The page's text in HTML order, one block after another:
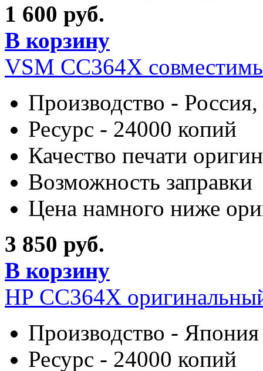
1 600 руб.
В корзину
VSM CC364X
Производство -
Ресурс - 24000 копий
Качество печати
Возможность заправки
Цена намного ниже
3 850 руб.
В корзину
HP CC364X
Производство - Япония
Ресурс - 24000 копий